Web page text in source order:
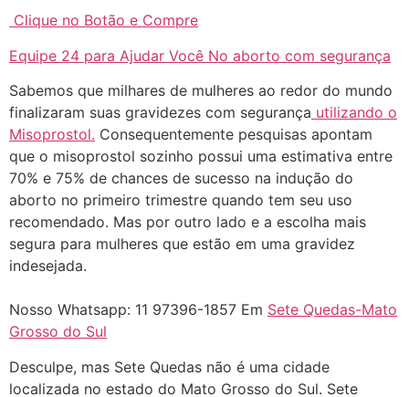
Clique no Botão e Compre
Equipe 24 para Ajudar Você No aborto com segurança
Sabemos que milhares de mulheres ao redor do mundo
finalizaram suas gravidezes com segurança utilizando o
Misoprostol. Consequentemente pesquisas apontam
que o misoprostol sozinho possui uma estimativa entre
70% e 75% de chances de sucesso na indução do
aborto no primeiro trimestre quando tem seu uso
recomendado. Mas por outro lado e a escolha mais
segura para mulheres que estão em uma gravidez
indesejada.
Nosso Whatsapp: 11 97396-1857 Em Sete Quedas-Mato
Grosso do Sul
Desculpe, mas Sete Quedas não é uma cidade
localizada no estado do Mato Grosso do Sul. Sete
22/05/2026 16:35:20
em http://www.proaborto.com)
Eu estou preparada em varias
áreas mas psicologicamente p ter
sozinha nao estou
22/05/2026 17:09:20
Helly
(1999997****
G (1199866**** em